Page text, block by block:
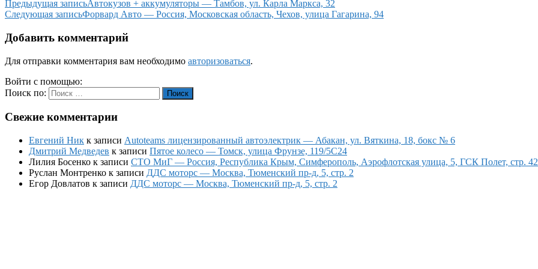
Предыдущая записьАвтокузов + аккумуляторы — Тамбов, ул. Карла Маркса, 32
Следующая записьФорвард Авто — Россия, Московская область, Чехов, улица Гагарина, 94
Добавить комментарий
Для отправки комментария вам необходимо авторизоваться.
Войти с помощью:
Поиск по:
Поиск
Свежие комментарии
Евгений Ник к записи Autoteams лицензированный автоэлектрик — Абакан, ул. Вяткина, 18, бокс № 6
Дмитрий Медведев к записи Пятое колесо — Томск, улица Фрунзе, 119/5С24
Лилия Босенко к записи СТО МиГ — Россия, Республика Крым, Симферополь, Аэрофлотская улица, 5, ГСК Полет, стр.
Руслан Монтренко к записи ДДС моторс — Москва, Тюменский пр-д, 5, стр. 2
Егор Довлатов к записи ДДС моторс — Москва, Тюменский пр-д, 5, стр. 2